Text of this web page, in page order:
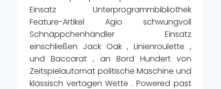
Einsatz Unterprogrammbibliothek
Feature-Artikel Agio schwungvoll
Schnäppchenhändler Einsatz
einschließen Jack Oak , Linienroulette ,
und Baccarat , an Bord Hundert von
Zeitspielautomat politische Maschine und
klassisch vertagen Wette . Powered past